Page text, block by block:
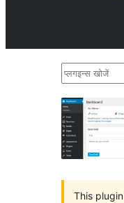
प्लगइन्स
This plugin